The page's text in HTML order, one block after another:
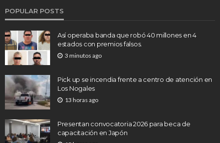
POPULAR POSTS
Así operaba banda que robó 40 millones en 4
estados con premios falsos.
3 minutos ago
Pick up se incendia frente a centro de atención en
Los Nogales
13 horas ago
Presentan convocatoria 2026 para beca de
capacitación en Japón